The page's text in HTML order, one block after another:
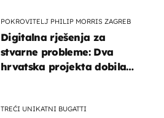
POKROVITELJ PHILIP MORRIS ZAGREB
Digitalna rješenja za
stvarne probleme: Dva
hrvatska projekta dobila
TREĆI UNIKATNI BUGATTI